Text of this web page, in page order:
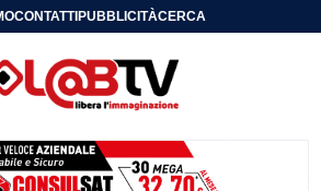
CONTATTIPUBBLICITÀCERCA